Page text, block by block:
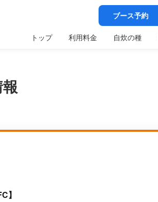
ブース予約
トップ 利用料金 自炊の種
】